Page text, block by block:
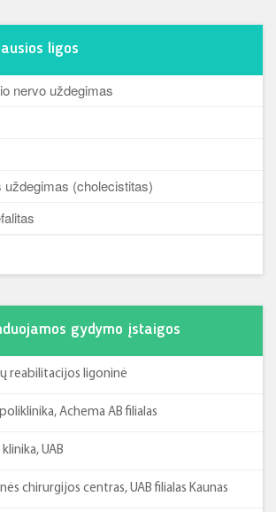
ligos
nervo uždegimas
uždegimas (cholecistitas)
gydymo įstaigos
reabilitacijos ligoninė
Achema AB filialas
UAB
chirurgijos centras, UAB filialas Kaunas